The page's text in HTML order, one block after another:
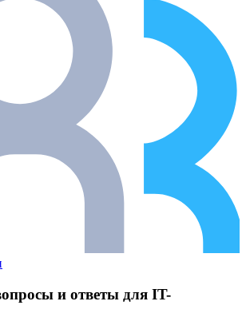
и ответы для IT-